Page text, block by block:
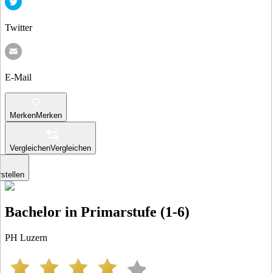
Twitter
E-Mail
MerkenMerken
VergleichenVergleichen
Bachelor in Primarstufe (1-6)
PH Luzern